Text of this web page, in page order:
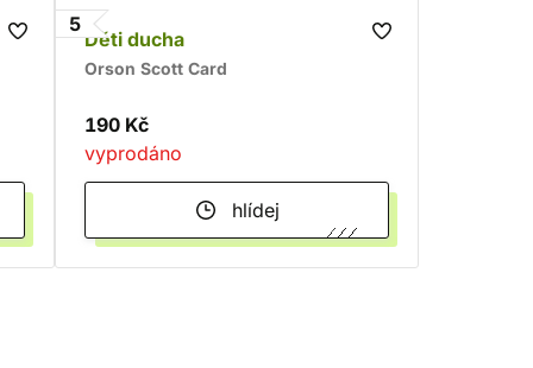
5
Děti ducha
Orson Scott Card
190 Kč
vyprodáno
hlídej